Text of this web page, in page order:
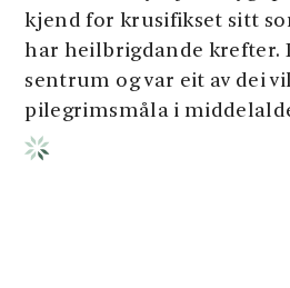
kjend for krusifikset sitt
har heilbrigdande krefter.
sentrum og var eit av dei
pilegrimsmåla i